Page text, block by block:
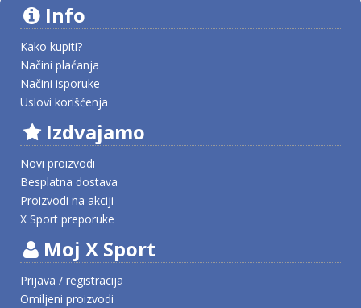
Info
Kako kupiti?
Načini plaćanja
Načini isporuke
Uslovi korišćenja
Izdvajamo
Novi proizvodi
Besplatna dostava
Proizvodi na akciji
X Sport preporuke
Moj X Sport
Prijava / registracija
Omiljeni proizvodi